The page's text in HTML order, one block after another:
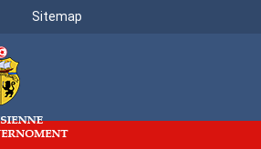
Menu
Sitemap